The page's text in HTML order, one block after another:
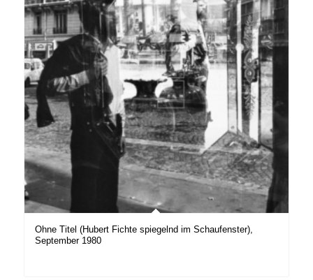
Ohne Titel (Hubert Fichte spiegelnd im Schaufenster),
September 1980